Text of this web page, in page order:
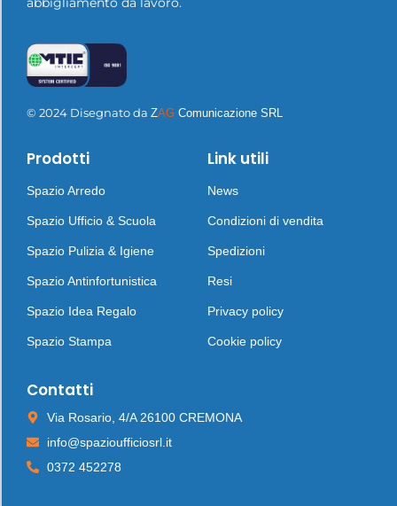
© 2024 Disegnato da ZAG Comunicazione SRL
Prodotti
Spazio Arredo
Spazio Ufficio & Scuola
Spazio Pulizia & Igiene
Spazio Antinfortunistica
Spazio Idea Regalo
Spazio Stampa
Link utili
News
Condizioni di vendita
Spedizioni
Resi
Privacy policy
Cookie policy
Contatti
Via Rosario, 4/A 26100 CREMONA
info@spazioufficiosrl.it
0372 452278